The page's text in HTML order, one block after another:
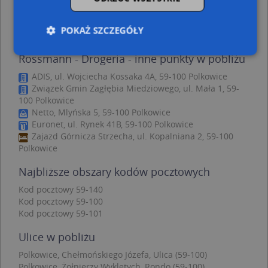
Polkowice, Żarska 2, Ulica (59-100) (→ 236 m)
Polkowice, Młyńska 8, Ulica (59-100)
Rossmann - Drogeria - inne punkty w pobliżu
ADIS, ul. Wojciecha Kossaka 4A, 59-100 Polkowice
Związek Gmin Zagłębia Miedziowego, ul. Mała 1, 59-
100 Polkowice
Netto, Mlyńska 5, 59-100 Polkowice
Euronet, ul. Rynek 41B, 59-100 Polkowice
Zajazd Górnicza Strzecha, ul. Kopalniana 2, 59-100
Polkowice
Najbliższe obszary kodów pocztowych
Kod pocztowy 59-140
Kod pocztowy 59-100
Kod pocztowy 59-101
Ulice w pobliżu
Polkowice, Chełmońskiego Józefa, Ulica (59-100)
POKAŻ SZCZEGÓŁY
Niezbędne Wydajność
Targetowanie
Funkcjonalność
Niesklasyfikowane
Niezbędne pliki cookie umożliwiają korzystanie z
podstawowych funkcji strony internetowej, takich
jak logowanie użytkownika i zarządzanie kontem.
Bez niezbędnych plików cookie nie można
Provider/
APPSESSID
CookieScriptConsent